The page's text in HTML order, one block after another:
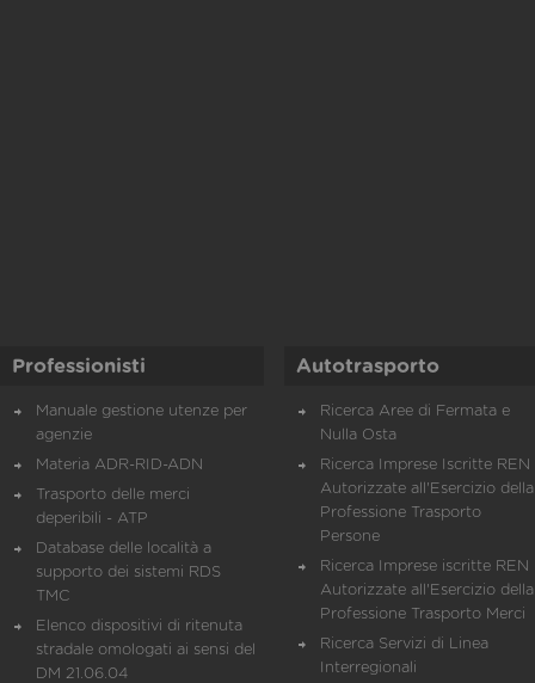
Professionisti
Manuale gestione utenze per
agenzie
Materia ADR-RID-ADN
Trasporto delle merci
deperibili - ATP
Database delle località a
supporto dei sistemi RDS
TMC
Elenco dispositivi di ritenuta
stradale omologati ai sensi del
DM 21.06.04
Autotrasporto
Ricerca Aree di Fermata e
Nulla Osta
Ricerca Imprese Iscritte REN
Autorizzate all'Esercizio della
Professione Trasporto
Persone
Ricerca Imprese iscritte REN
Autorizzate all'Esercizio della
Professione Trasporto Merci
Ricerca Servizi di Linea
Interregionali